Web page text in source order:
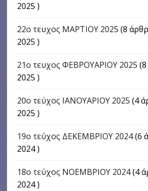
2025 )
22o τευχος ΜΑΡΤΙΟΥ 2025 (8
2025 )
21ο τευχος ΦΕΒΡΟΥΑΡΙΟΥ 2025
2025 )
20ο τεύχος ΙΑΝΟΥΑΡΙΟΥ 2025 (4
2025 )
19ο τεύχος ΔΕΚΕΜΒΡΙΟΥ 2024(6
2024 )
18ο τεύχος ΝΟΕΜΒΡΙΟΥ 2024(4
2024 )